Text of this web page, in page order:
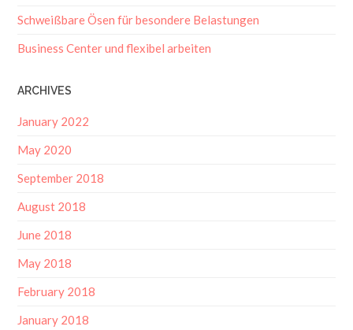
Schweißbare Ösen für besondere Belastungen
Business Center und flexibel arbeiten
ARCHIVES
January 2022
May 2020
September 2018
August 2018
June 2018
May 2018
February 2018
January 2018